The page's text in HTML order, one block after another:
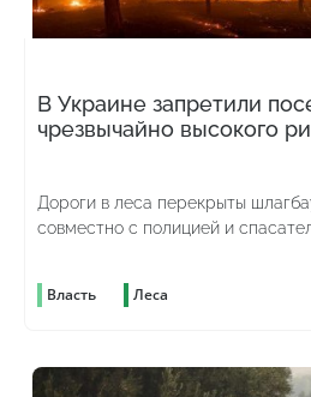
В Украине запретили
чрезвычайно высокого
Дороги в леса перекрыты
совместно с полицией и
Власть Леса